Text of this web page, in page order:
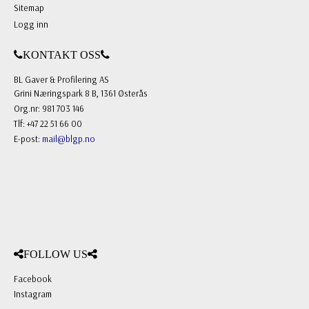
Sitemap
Logg inn
KONTAKT OSS
BL Gaver & Profilering AS
Grini Næringspark 8 B, 1361 Østerås
Org.nr: 981 703 146
Tlf: +47 22 51 66 00
E-post: mail@blgp.no
FOLLOW US
Facebook
Instagram